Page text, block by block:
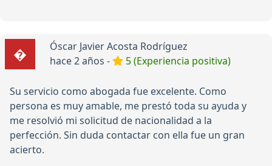
Óscar Javier Acosta Rodríguez
hace 2 años -
5 (Experiencia positiva)
Su servicio como abogada fue excelente. Como
persona es muy amable, me prestó toda su ayuda y
me resolvió mi solicitud de nacionalidad a la
perfección. Sin duda contactar con ella fue un gran
acierto.